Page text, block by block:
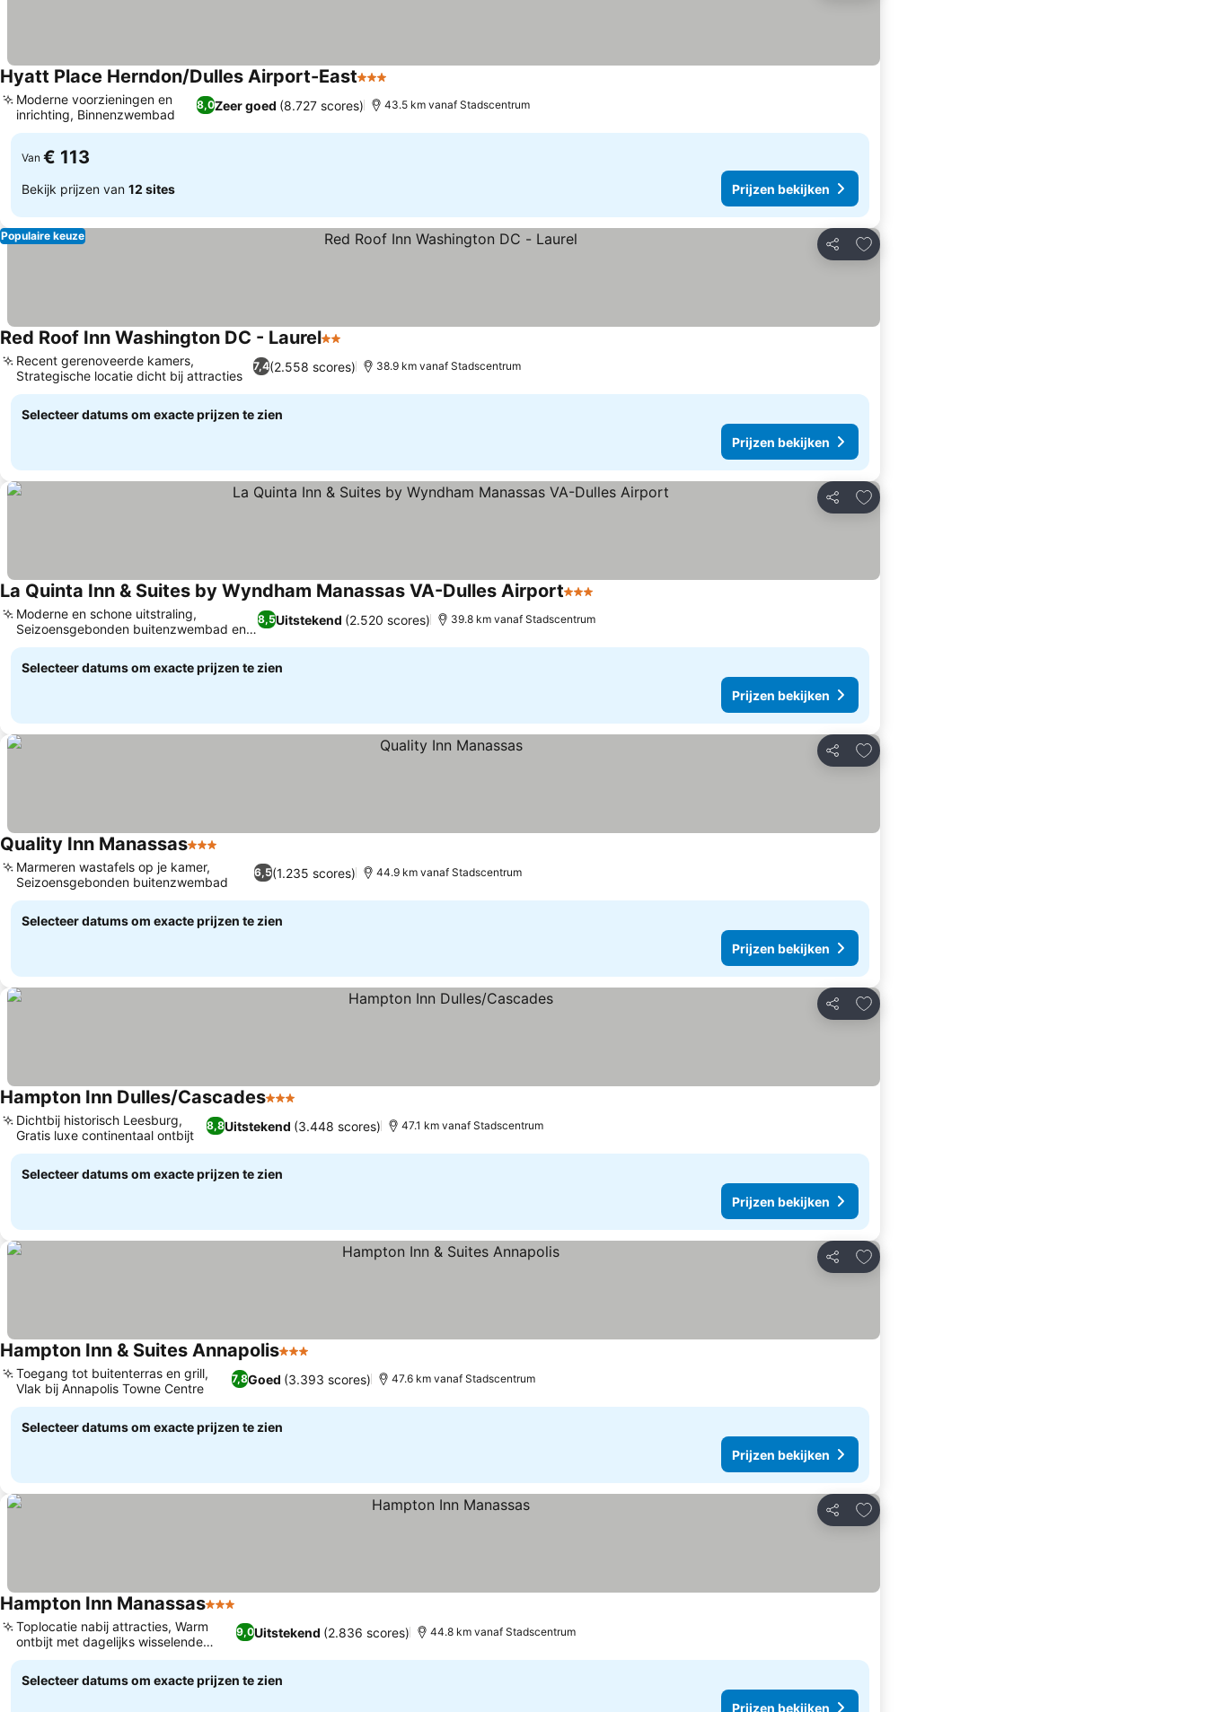
Hyatt Place Herndon/Dulles Airport-East3 Sterren
8,0Zeer goed (8.727 scores)
Moderne voorzieningen en
inrichting, Binnenzwembad
43.5 km vanaf Stadscentrum
Van € 113
Bekijk prijzen van 12 sites Prijzen bekijken
Delen
Toevoegen aan favorieten
Populaire keuze
Red Roof Inn Washington DC - Laurel2 Sterren
7,4(2.558 scores)
Recent gerenoveerde kamers,
Strategische locatie dicht bij attracties
38.9 km vanaf Stadscentrum
Selecteer datums om exacte prijzen te zien
Prijzen bekijken
Delen
Toevoegen aan favorieten
La Quinta Inn & Suites by Wyndham Manassas VA-Dulles Airport3 Sterren
8,5Uitstekend (2.520 scores)
Moderne en schone uitstraling,
Seizoensgebonden buitenzwembad en
zonneterras
39.8 km vanaf Stadscentrum
Selecteer datums om exacte prijzen te zien
Prijzen bekijken
Delen
Toevoegen aan favorieten
Quality Inn Manassas3 Sterren
6,5(1.235 scores)
Marmeren wastafels op je kamer,
Seizoensgebonden buitenzwembad
44.9 km vanaf Stadscentrum
Selecteer datums om exacte prijzen te zien
Prijzen bekijken
Delen
Toevoegen aan favorieten
Hampton Inn Dulles/Cascades3 Sterren
8,8Uitstekend (3.448 scores)
Dichtbij historisch Leesburg,
Gratis luxe continentaal ontbijt
47.1 km vanaf Stadscentrum
Selecteer datums om exacte prijzen te zien
Prijzen bekijken
Delen
Toevoegen aan favorieten
Hampton Inn & Suites Annapolis3 Sterren
7,8Goed (3.393 scores)
Toegang tot buitenterras en grill,
Vlak bij Annapolis Towne Centre
47.6 km vanaf Stadscentrum
Selecteer datums om exacte prijzen te zien
Prijzen bekijken
Delen
Toevoegen aan favorieten
Hampton Inn Manassas3 Sterren
9,0Uitstekend (2.836 scores)
Toplocatie nabij attracties, Warm
ontbijt met dagelijks wisselende
opties.
44.8 km vanaf Stadscentrum
Selecteer datums om exacte prijzen te zien
Prijzen bekijken